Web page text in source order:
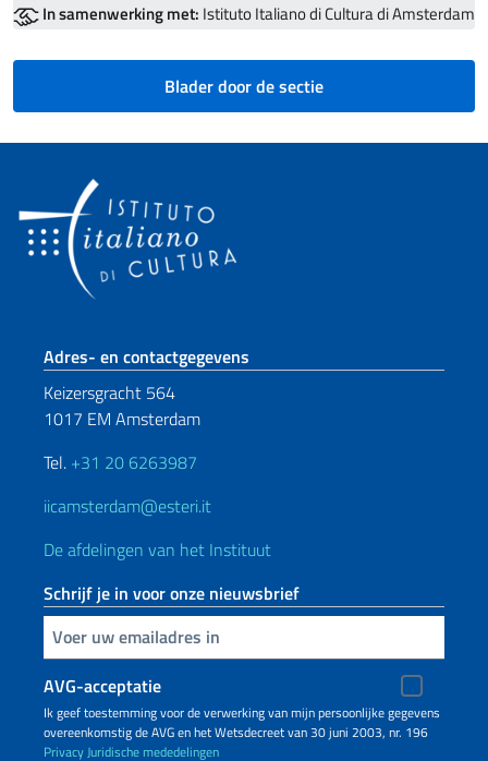
In samenwerking met: Istituto Italiano di Cultura di Amsterdam
Blader door de sectie
Voetregel sectie
Adres- en contactgegevens
Keizersgracht 564
1017 EM Amsterdam
Tel. +31 20 6263987
iicamsterdam@esteri.it
De afdelingen van het Instituut
Schrijf je in voor onze nieuwsbrief
Voer uw e-mailadres in
AVG-acceptatie
Ik geef toestemming voor de verwerking van mijn persoonlijke gegevens
overeenkomstig de AVG en het Wetsdecreet van 30 juni 2003, nr. 196
Privacy Juridische mededelingen